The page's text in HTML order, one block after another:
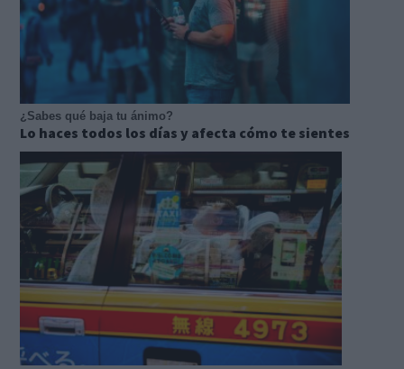
¿Sabes qué baja tu ánimo?
Lo haces todos los días y afecta cómo te sientes